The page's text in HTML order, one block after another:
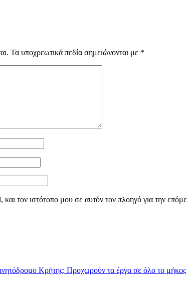
Τα υποχρεωτικά πεδία σημειώνονται με *
τον ιστότοπο μου σε αυτόν τον πλοηγό για την
Κρήτης: Προχωρούν τα έργα σε όλο το